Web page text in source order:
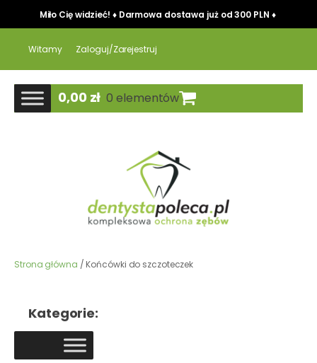
Miło Cię widzieć! ♦ Darmowa dostawa już od 300 PLN ♦
Witamy Zaloguj/Zarejestruj
0,00 zł 0 elementów
Strona główna / Końcówki do szczoteczek
Kategorie: